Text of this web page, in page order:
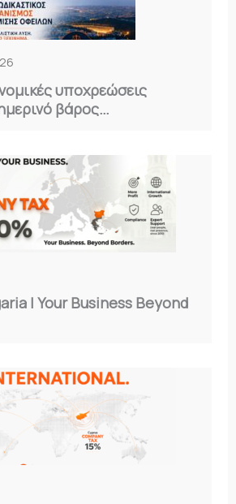
υποχρεώσεις
βάρος…
| Your Business Beyond